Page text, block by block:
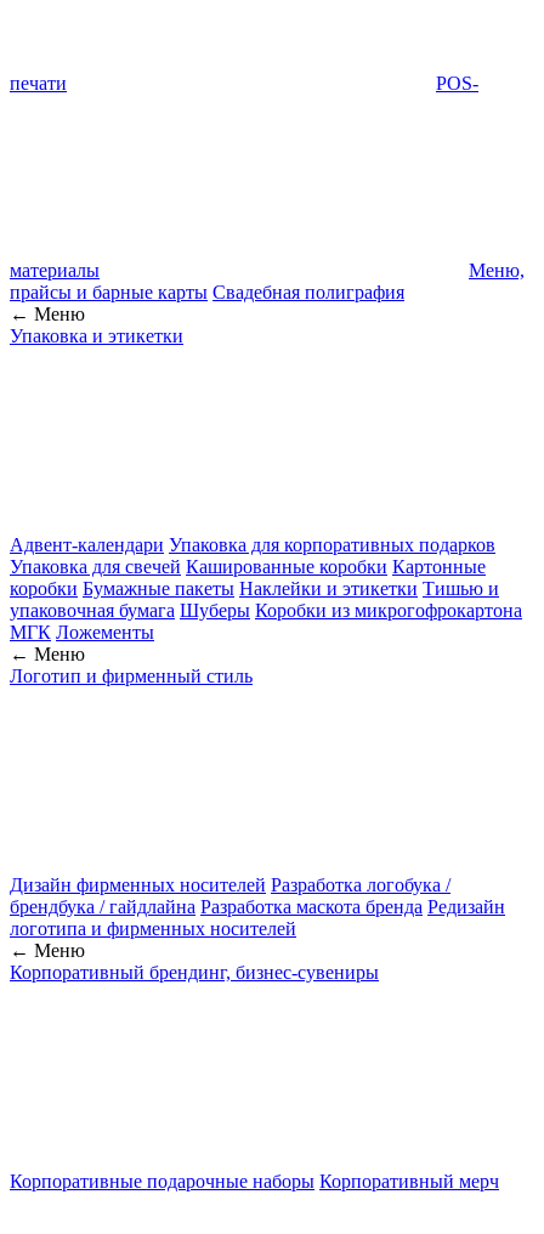
печати POS-
материалы
Меню,
прайсы и барные карты Свадебная полиграфия
← Меню
Упаковка и этикетки
Адвент-календари Упаковка для корпоративных подарков
Упаковка для свечей Кашированные коробки Картонные
коробки Бумажные пакеты Наклейки и этикетки Тишью и
упаковочная бумага Шуберы Коробки из микрогофрокартона
МГК Ложементы
← Меню
Логотип и фирменный стиль
Дизайн фирменных носителей Разработка логобука /
брендбука / гайдлайна Разработка маскота бренда Редизайн
логотипа и фирменных носителей
← Меню
Корпоративный брендинг, бизнес-сувениры
Корпоративные подарочные наборы Корпоративный мерч